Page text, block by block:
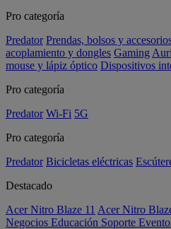
Pro categoría
Predator Prendas, bolsos y
acoplamiento y dongles Gaming
mouse y lápiz óptico Dispositivos
Pro categoría
Predator Wi-Fi 5G
Pro categoría
Predator Bicicletas eléctricas
Destacado
Acer Nitro Blaze 11 Acer Nitro
Negocios Educación Soporte